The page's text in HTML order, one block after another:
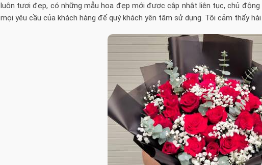
luôn tươi đẹp, có những mẫu hoa đẹp mới được cập nhật liên tục, chủ
mọi yêu cầu của khách hàng để quý khách yên tâm sử dụng. Tôi cảm thấy